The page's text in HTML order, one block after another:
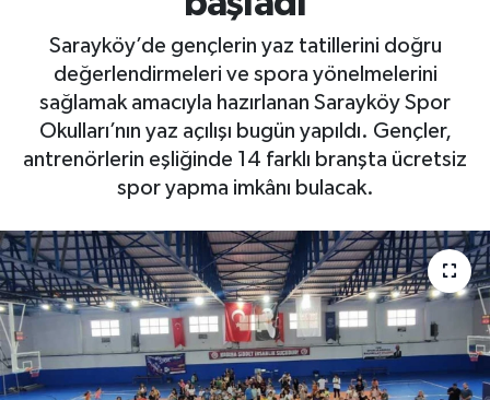
Sarayköy’de gençlerin yaz tatillerini doğru
değerlendirmeleri ve spora yönelmelerini
sağlamak amacıyla hazırlanan Sarayköy Spor
Okulları’nın yaz açılışı bugün yapıldı. Gençler,
antrenörlerin eşliğinde 14 farklı branşta ücretsiz
spor yapma imkânı bulacak.
Son Dakika Haberleri
Haber Arşivi